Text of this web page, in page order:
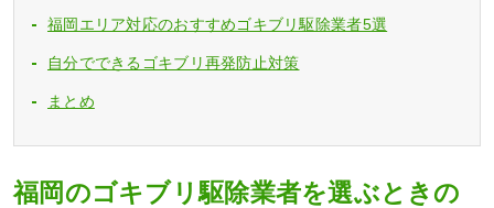
福岡エリア対応のおすすめゴキブリ駆除業者5選
自分でできるゴキブリ再発防止対策
まとめ
福岡のゴキブリ駆除業者を選ぶときの